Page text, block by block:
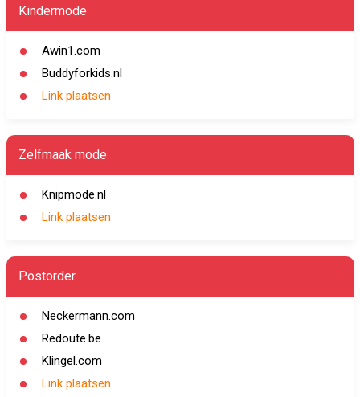
Kindermode
Awin1.com
Buddyforkids.nl
Link plaatsen
Zelfmaak mode
Knipmode.nl
Link plaatsen
Postorder
Neckermann.com
Redoute.be
Klingel.com
Link plaatsen